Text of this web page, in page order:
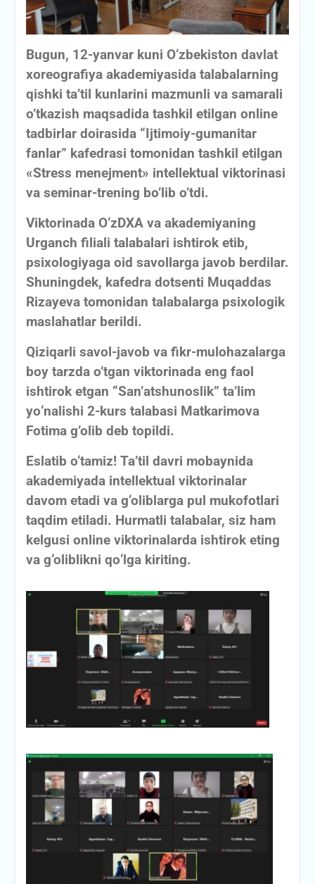
Bugun, 12-yanvar kuni O‘zbekiston davlat
xoreografiya akademiyasida talabalarning
qishki ta’til kunlarini mazmunli va samarali
o’tkazish maqsadida tashkil etilgan online
tadbirlar doirasida “Ijtimoiy-gumanitar
fanlar” kafedrasi tomonidan tashkil etilgan
«Stress menejment» intellektual viktorinasi
va seminar-trening bo’lib o’tdi.
Viktorinada О‘zDXA va akademiyaning
Urganch filiali talabalari ishtirok etib,
psixologiyaga oid savollarga javob berdilar.
Shuningdek, kafedra dotsenti Muqaddas
Rizayeva tomonidan talabalarga psixologik
maslahatlar berildi.
Qiziqarli savol-javob va fikr-mulohazalarga
boy tarzda o’tgan viktorinada eng faol
ishtirok etgan “San’atshunoslik” ta’lim
yо‘nalishi 2-kurs talabasi Matkarimova
Fotima g’olib deb topildi.
Eslatib o‘tamiz! Ta’til davri mobaynida
akademiyada intellektual viktorinalar
davom etadi va g‘oliblarga pul mukofotlari
taqdim etiladi. Hurmatli talabalar, siz ham
kelgusi online viktorinalarda ishtirok eting
va g‘oliblikni qо‘lga kiriting.